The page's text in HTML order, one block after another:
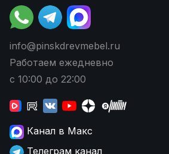
info@pinskdrevmebel.ru
Работаем ежедневно
с 10:00 до 22:00
Канал в Макс
Телеграм канал